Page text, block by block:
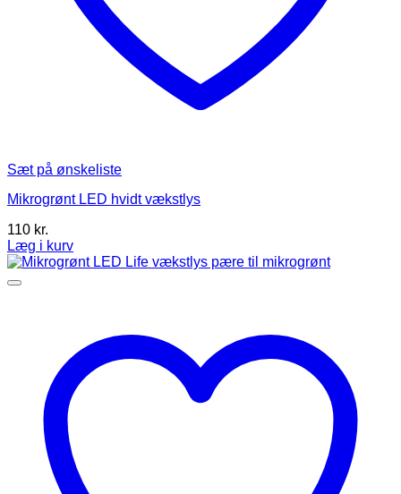
Sæt på ønskeliste
Mikrogrønt LED hvidt vækstlys
110 kr.
Læg i kurv